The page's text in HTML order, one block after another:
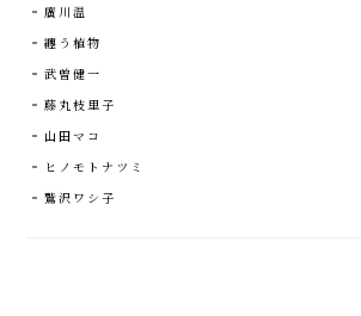
廣川温
纏う植物
武曽健一
藤丸枝里子
山田マコ
ヒノモトナツミ
鷲沢ワシ子